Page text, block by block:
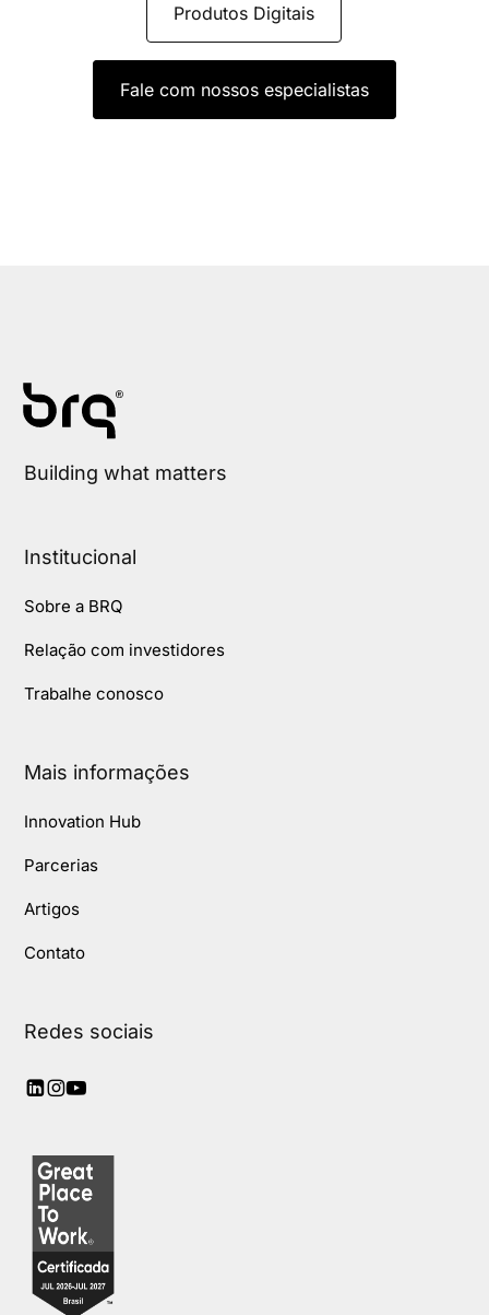
Produtos Digitais
Fale com nossos especialistas
Building what matters
Institucional
Sobre a BRQ
Relação com investidores
Trabalhe conosco
Mais informações
Innovation Hub
Parcerias
Artigos
Contato
Redes sociais